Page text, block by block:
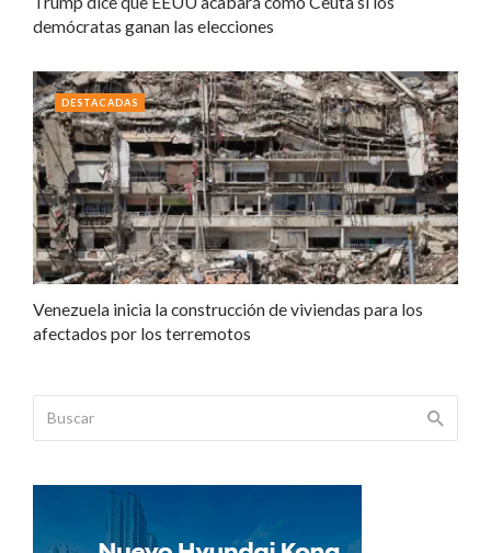
demócratas ganan las elecciones
Venezuela inicia la construcción de viviendas para los
afectados por los terremotos
DESTACADAS